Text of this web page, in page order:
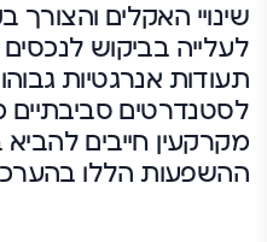
שינויי האקלים והצורך
לעלייה בביקוש לנכסים
תעודות אנרגטיות
לסטנדרטים סביבתיים
מקרקעין חייבים
ההשפעות הללו